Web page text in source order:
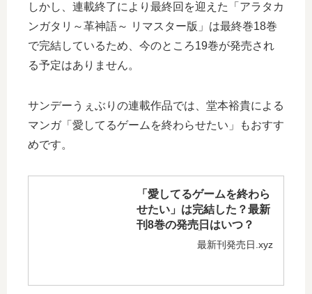
しかし、連載終了により最終回を迎えた「アラタカ
ンガタリ～革神語～ リマスター版」は最終巻18巻
で完結しているため、今のところ19巻が発売され
る予定はありません。
サンデーうぇぶりの連載作品では、堂本裕貴による
マンガ「愛してるゲームを終わらせたい」もおすす
めです。
「愛してるゲームを終わら
せたい」は完結した？最新
刊8巻の発売日はいつ？
最新刊発売日.xyz